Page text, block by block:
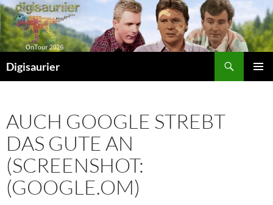
Zum
Inhalt
springen
Digisaurier
AUCH GOOGLE STREBT
DAS GUTE AN
(SCREENSHOT:
(GOOGLE.OM)